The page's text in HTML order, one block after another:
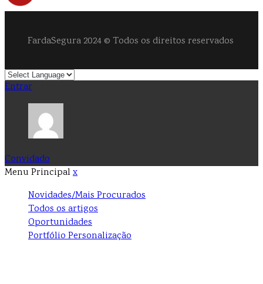
FardaSegura 2024 © Todos os direitos reservados
Entrar
Convidado
Menu Principal x
Novidades/Mais Procurados
Todos os artigos
Oportunidades
Portfólio Personalização